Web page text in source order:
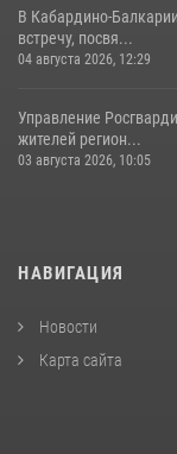
В Кабардино-
встречу, посвя...
04 августа 2026, 12:29
Управление
жителей регион...
03 августа 2026, 10:05
НАВИГАЦИЯ
Новости
Карта сайта